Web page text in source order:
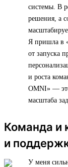
системы. В
решения, а
Я пришла в
от запуска
и роста
OMNI» —
масштаба
Команда и
и
У меня